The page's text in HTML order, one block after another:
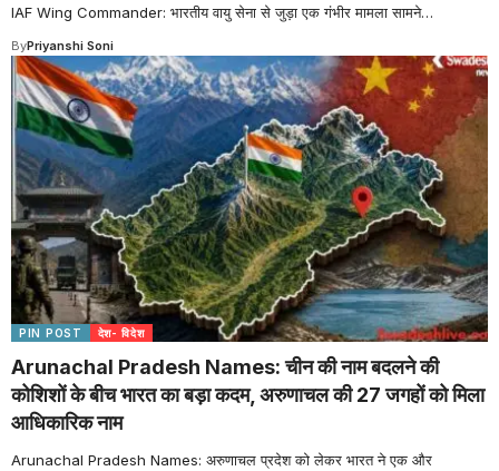
IAF Wing Commander: भारतीय वायु सेना से जुड़ा एक गंभीर मामला सामने…
ByPriyanshi Soni
PIN POST देश- विदेश
Arunachal Pradesh Names: चीन की नाम बदलने की
कोशिशों के बीच भारत का बड़ा कदम, अरुणाचल की 27 जगहों को मिला
आधिकारिक नाम
Arunachal Pradesh Names: अरुणाचल प्रदेश को लेकर भारत ने एक और